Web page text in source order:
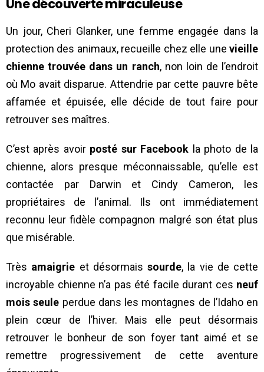
Une découverte miraculeuse
Un jour, Cheri Glanker, une femme engagée dans la
protection des animaux, recueille chez elle une vieille
chienne trouvée dans un ranch, non loin de l’endroit
où Mo avait disparue. Attendrie par cette pauvre bête
affamée et épuisée, elle décide de tout faire pour
retrouver ses maîtres.
C’est après avoirposté sur Facebook la photo de la
chienne, alors presque méconnaissable, qu’elle est
contactée par Darwin et Cindy Cameron, les
propriétaires de l’animal. Ils ont immédiatement
reconnu leur fidèle compagnon malgré son état plus
que misérable.
Très amaigrie et désormais sourde, la vie de cette
incroyable chienne n’a pas été facile durant ces neuf
mois seule perdue dans les montagnes de l’Idaho en
plein cœur de l’hiver. Mais elle peut désormais
retrouver le bonheur de son foyer tant aimé et se
remettre progressivement de cette aventure